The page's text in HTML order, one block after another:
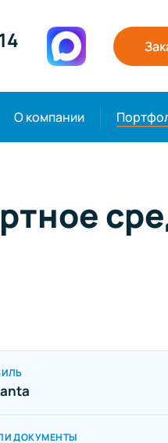
О компании
ДОКУМЕНТЫ